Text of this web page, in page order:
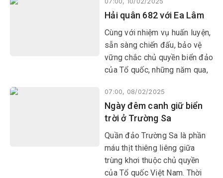
Hải quân 682 với Ea Lâm
Cùng với nhiệm vụ huấn luyện,
sẵn sàng chiến đấu, bảo vệ
vững chắc chủ quyền biển đảo
của Tổ quốc, những năm qua,
luôn kề vai sát cánh với địa
phương làm tốt công tác dân
vận
07:00, 08/02/2025
Ngày đêm canh giữ biển
trời ở Trường Sa
Quần đảo Trường Sa là phần
máu thịt thiêng liêng giữa
trùng khơi thuộc chủ quyền
của Tổ quốc Việt Nam. Thời